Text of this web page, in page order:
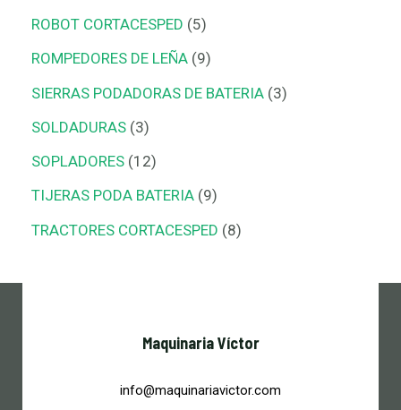
ROBOT CORTACESPED 5
ROMPEDORES DE LEÑA 9
SIERRAS PODADORAS DE BATERIA 3
SOLDADURAS 3
SOPLADORES 12
TIJERAS PODA BATERIA 9
TRACTORES CORTACESPED 8
Maquinaria Víctor
info@maquinariavictor.com